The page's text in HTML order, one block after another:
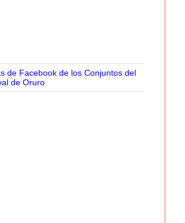
de Facebook de los Conjuntos del
de Oruro